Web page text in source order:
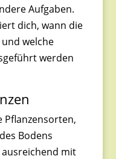
Aufgaben.
dich, wann die
welche
werden
Pflanzensorten,
Bodens
mit